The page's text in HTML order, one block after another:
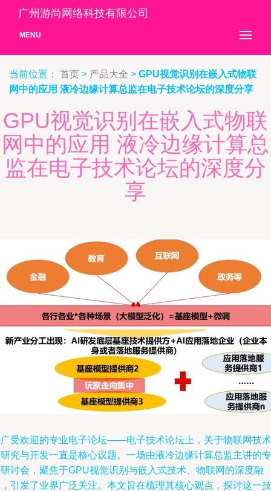
广州游尚网络科技有限公司
MENU
当前位置： 首页 > 产品大全 > GPU视觉识别在嵌入式物联
网中的应用 液冷边缘计算总监在电子技术论坛的深度分享
GPU视觉识别在嵌入式物联
网中的应用 液冷边缘计算总
监在电子技术论坛的深度分
享
受欢迎的专业电子论坛——电子技术论坛上，关于物联网技术
究与开发一直是核心议题。一场由液冷边缘计算总监主讲的专
讨会，聚焦于GPU视觉识别与嵌入式技术、物联网的深度融
引发了业界广泛关注。本文旨在梳理其核心观点，探讨这一技